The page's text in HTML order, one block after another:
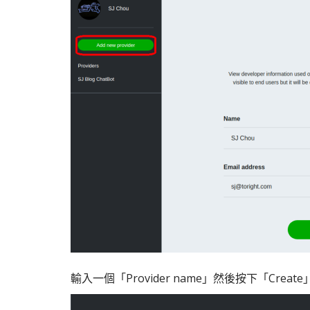
輸入一個「Provider name」然後按下「Create